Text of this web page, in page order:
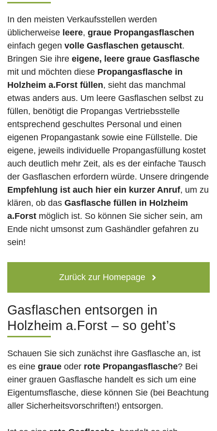
In den meisten Verkaufsstellen werden
üblicherweise leere, graue Propangasflaschen
einfach gegen volle Gasflaschen getauscht.
Bringen Sie ihre eigene, leere graue Gasflasche
mit und möchten diese Propangasflasche in
Holzheim a.Forst füllen, sieht das manchmal
etwas anders aus. Um leere Gasflaschen selbst zu
füllen, benötigt die Propangas Vertriebsstelle
entsprechend geschultes Personal und einen
eigenen Propangastank sowie eine Füllstelle. Die
eigene, jeweils individuelle Propangasfüllung kostet
auch deutlich mehr Zeit, als es der einfache Tausch
der Gasflaschen erfordern würde. Unsere dringende
Empfehlung ist auch hier ein kurzer Anruf, um zu
klären, ob das Gasflasche füllen in Holzheim
a.Forst möglich ist. So können Sie sicher sein, am
Ende nicht umsonst zum Gashändler gefahren zu
sein!
Zurück zur Homepage
Gasflaschen entsorgen in
Holzheim a.Forst – so geht’s
Schauen Sie sich zunächst ihre Gasflasche an, ist
es eine graue oder rote Propangasflasche? Bei
einer grauen Gasflasche handelt es sich um eine
Eigentumsflasche, diese können Sie (bei Beachtung
aller Sicherheitsvorschriften!) entsorgen.